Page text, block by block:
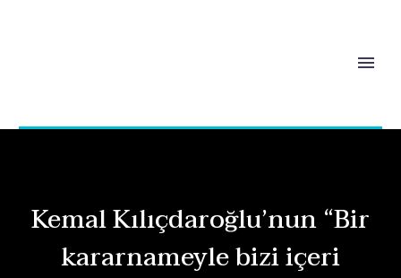
Kemal Kılıçdaroğlu’nun “Bir
kararnameyle bizi içeri